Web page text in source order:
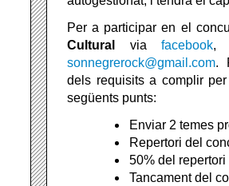
Per a participar en el
Cultural
viafacebook,
sonnegrerock@gmail.com.
dels requisits a complir
següents punts:
Enviar 2 temes
Repertori del
50% del
Tancament del